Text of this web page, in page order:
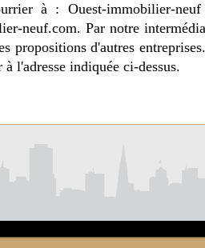
à : Ouest-immobilier-
neuf.com. Par notre
propositions d'autres
l'adresse indiquée ci-dessus.